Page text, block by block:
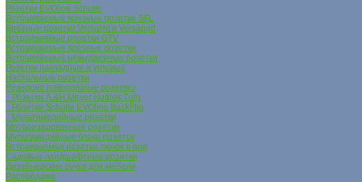
Розетки EVOline Schulte
Встраиваемые врезные розетки SFL
Врезные розетки VersaHit и Versapad
Встраиваемые розетки GTV
Встраиваемые врезные розетки
Встраиваемые невыдвижные розетки
Розетки накладные и угловые
Настольные розетки
Реверсно поворотные розетки
Розетки A.&H.Meyer Netbox Turn
Розетки Schulte EVOline BackFlip
Мультимедийные розетки
Моторизированные розетки
Мультимедийные блоки розеток
Встраиваемая розетка лючок в пол
Садовые ландшафтные розетки
Дизайнерские ручки для мебели
Распродажа